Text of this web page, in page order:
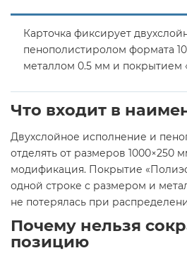
Карточка фиксирует
пенополистиролом формата
металлом 0.5 мм и покрытием
Что входит в
Двухслойное исполнение и
отделять от размеров 1000×250
модификация. Покрытие
одной строке с размером и
не потерялась при
Почему нельзя
позицию